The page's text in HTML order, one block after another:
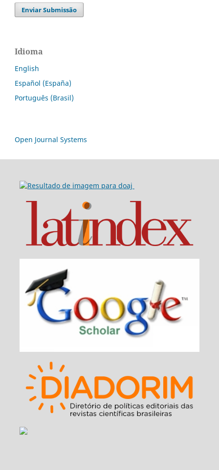
Enviar Submissão
Idioma
English
Español (España)
Português (Brasil)
Open Journal Systems